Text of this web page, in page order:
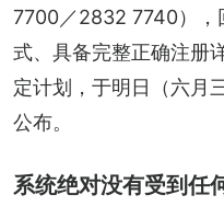
7700／2832 7740），
式、具备完整正确注册
定计划，于明日（六月
公布。
系统绝对没有受到任